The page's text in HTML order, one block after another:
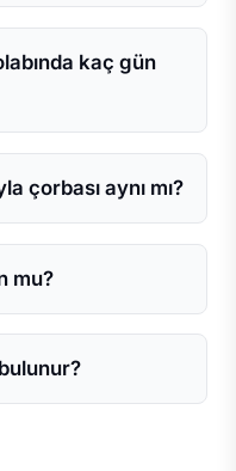
kaç gün
çorbası aynı mı?
mu?